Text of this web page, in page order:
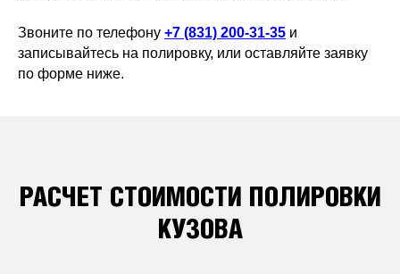
Звоните по телефону +7 (831) 200-31-35 и
записывайтесь на полировку, или оставляйте заявку
по форме ниже.
РАСЧЕТ СТОИМОСТИ ПОЛИРОВКИ
КУЗОВА